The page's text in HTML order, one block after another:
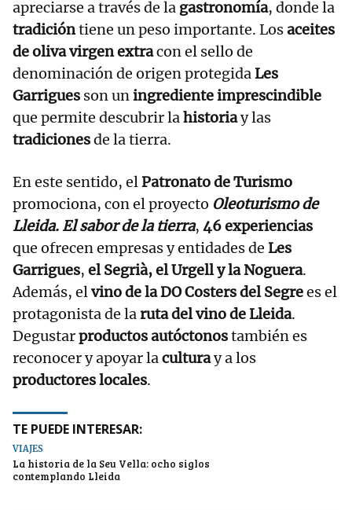
apreciarse a través de la gastronomía, donde la
tradicióntiene un peso importante. Losaceites
de oliva virgen extracon el sello de
denominación de origen protegidaLes
Garrigues son uningrediente imprescindible
que permite descubrir lahistoriay las
tradicionesde la tierra.
En este sentido, elPatronato de Turismo
promociona, con el proyecto Oleoturismo de
Lleida. El sabor de la tierra, 46 experiencias
que ofrecen empresas y entidades de Les
Garrigues, el Segrià, el Urgell y la Noguera.
Además, elvino de la DO Costers del Segrees el
protagonista de laruta del vino de Lleida.
Degustarproductos autóctonostambién es
reconocer y apoyar laculturay a los
productores locales.
TE PUEDE INTERESAR:
VIAJES
La historia de la Seu Vella: ocho siglos
contemplando Lleida